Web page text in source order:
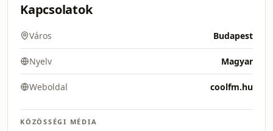
Kapcsolatok
Város Budapest
Nyelv Magyar
Weboldal coolfm.hu
KÖZÖSSÉGI MÉDIA